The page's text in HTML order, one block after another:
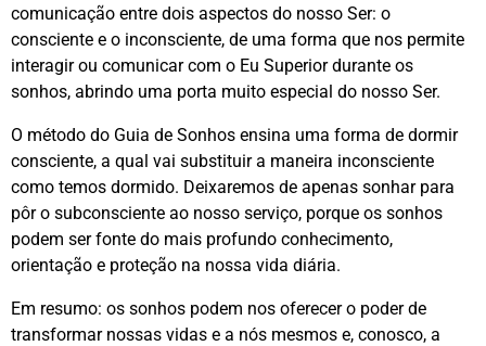
comunicação entre dois aspectos do nosso Ser: o
consciente e o inconsciente, de uma forma que nos permite
interagir ou comunicar com o Eu Superior durante os
sonhos, abrindo uma porta muito especial do nosso Ser.
O método do Guia de Sonhos ensina uma forma de dormir
consciente, a qual vai substituir a maneira inconsciente
como temos dormido. Deixaremos de apenas sonhar para
pôr o subconsciente ao nosso serviço, porque os sonhos
podem ser fonte do mais profundo conhecimento,
orientação e proteção na nossa vida diária.
Em resumo: os sonhos podem nos oferecer o poder de
transformar nossas vidas e a nós mesmos e, conosco, a